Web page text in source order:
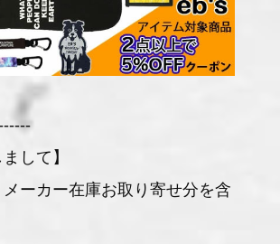
して】
ーカー在庫お取り寄せ分を含